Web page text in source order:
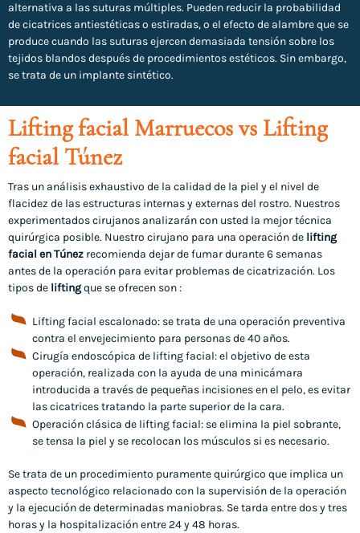
alternativa a las suturas múltiples. Pueden reducir la probabilidad
de cicatrices antiestéticas o estiradas, o el efecto de alambre que se
produce cuando las suturas ejercen demasiada tensión sobre los
tejidos blandos después de procedimientos estéticos. Sin embargo,
se trata de un implante sintético.
Lifting facial Marruecos vs Lifting
facial Túnez
Tras un análisis exhaustivo de la calidad de la piel y el nivel de
flacidez de las estructuras internas y externas del rostro. Nuestros
experimentados cirujanos analizarán con usted la mejor técnica
quirúrgica posible. Nuestro cirujano para una operación de lifting
facial en Túnez recomienda dejar de fumar durante 6 semanas
antes de la operación para evitar problemas de cicatrización. Los
tipos de liftingque se ofrecen son :
Lifting facial escalonado: se trata de una operación preventiva
contra el envejecimiento para personas de 40 años.
Cirugía endoscópica de lifting facial: el objetivo de esta
operación, realizada con la ayuda de una minicámara
introducida a través de pequeñas incisiones en el pelo, es evitar
las cicatrices tratando la parte superior de la cara.
Operación clásica de lifting facial: se elimina la piel sobrante,
se tensa la piel y se recolocan los músculos si es necesario.
Se trata de un procedimiento puramente quirúrgico que implica un
aspecto tecnológico relacionado con la supervisión de la operación
y la ejecución de determinadas maniobras. Se tarda entre dos y tres
horas y la hospitalización entre 24 y 48 horas.